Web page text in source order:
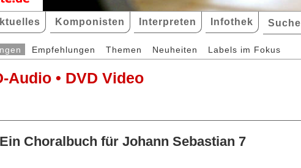
Komponisten Interpreten Infothek Suche
Empfehlungen Themen Neuheiten Labels im Fokus
Audio • DVD Video
Choralbuch für Johann Sebastian 7